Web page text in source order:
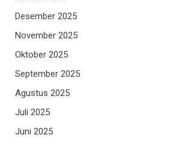
Desember 2025
November 2025
Oktober 2025
September 2025
Agustus 2025
Juli 2025
Juni 2025